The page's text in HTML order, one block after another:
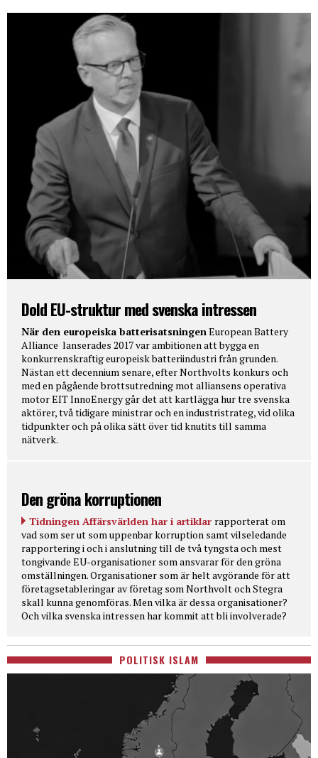
Dold EU-struktur med svenska intressen
När den europeiska batterisatsningenEuropean Battery
Alliance lanserades 2017 var ambitionen att bygga en
konkurrenskraftig europeisk batteriindustri från grunden.
Nästan ett decennium senare, efter Northvolts konkurs och
med en pågående brottsutredning mot alliansens operativa
motor EIT InnoEnergy går det att kartlägga hur tre svenska
aktörer, två tidigare ministrar och en industristrateg, vid olika
tidpunkter och på olika sätt över tid knutits till samma
nätverk.
Den gröna korruptionen
Tidningen Affärsvärlden har i artiklar rapporterat om
vad som ser ut som uppenbar korruption samt vilseledande
rapportering i och i anslutning till de två tyngsta och mest
tongivande EU-organisationer som ansvarar för den gröna
omställningen. Organisationer som är helt avgörande för att
företagsetableringar av företag som Northvolt och Stegra
skall kunna genomföras. Men vilka är dessa organisationer?
Och vilka svenska intressen har kommit att bli involverade?
POLITISK ISLAM